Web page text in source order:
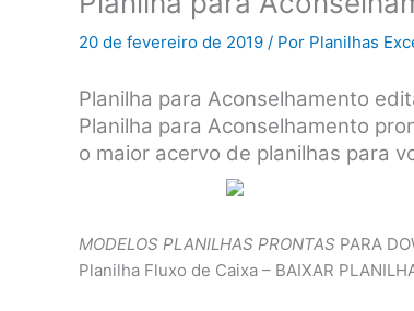
20 de fevereiro de 2019 / Por Planilhas
Planilha para Aconselhamento
Planilha para Aconselhamento
o maior acervo de planilhas para
MODELOS PLANILHAS PRONTAS PARA
Planilha Fluxo de Caixa – BAIXAR